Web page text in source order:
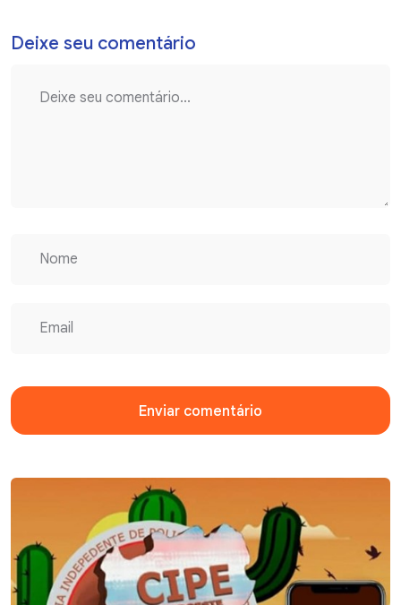
Deixe seu comentário
Enviar comentário